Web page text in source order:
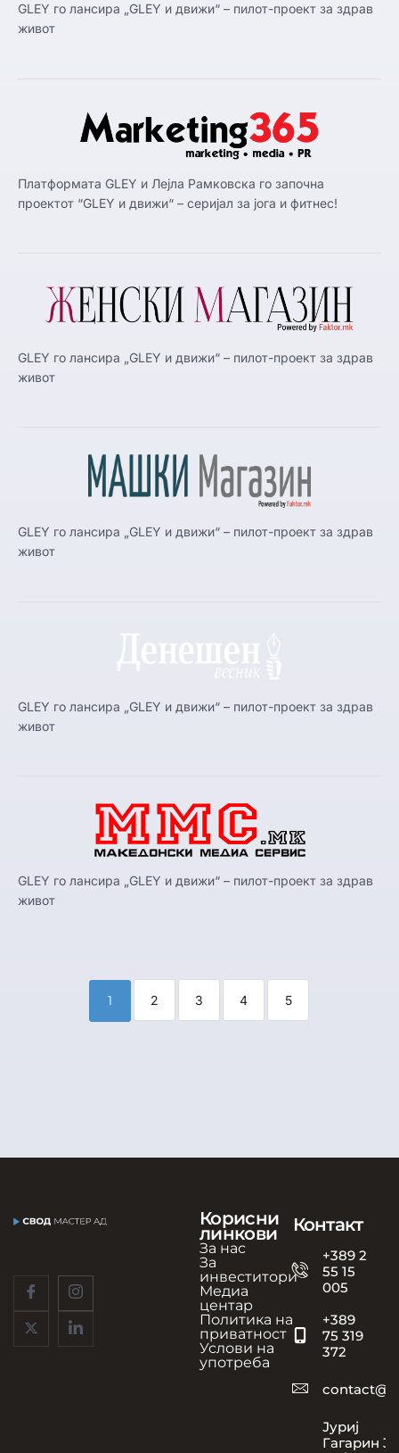
GLEY го лансира „GLEY и движи“ – пилот-проект за здрав
живот
Платформата GLEY и Лејла Рамковска го започна
проектот “GLEY и движи“ – серијал за јога и фитнес!
GLEY го лансира „GLEY и движи“ – пилот-проект за здрав
живот
GLEY го лансира „GLEY и движи“ – пилот-проект за здрав
живот
GLEY го лансира „GLEY и движи“ – пилот-проект за здрав
живот
GLEY го лансира „GLEY и движи“ – пилот-проект за здрав
живот
1 2 3 4 5
Корисни
линкови
За нас
За
инвеститори
Медиа
центар
Политика на
приватност
Услови на
употреба
Контакт
+389 2
55 15
005
+389
75 319
372
Јуриј
Гагарин